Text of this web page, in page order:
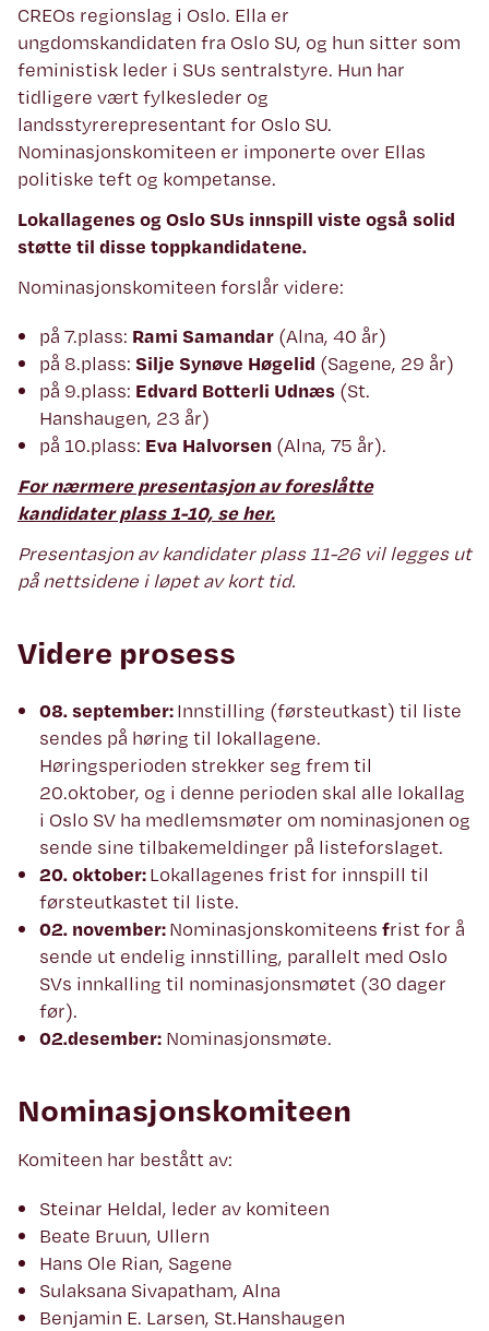
CREOs regionslag i Oslo. Ella er
ungdomskandidaten fra Oslo SU, og hun sitter som
feministisk leder i SUs sentralstyre. Hun har
tidligere vært fylkesleder og
landsstyrerepresentant for Oslo SU.
Nominasjonskomiteen er imponerte over Ellas
politiske teft og kompetanse.
Lokallagenes og Oslo SUs innspill viste også solid
støtte til disse toppkandidatene.
Nominasjonskomiteen forslår videre:
på 7.plass: Rami Samandar (Alna, 40 år)
på 8.plass: Silje Synøve Høgelid (Sagene, 29 år)
på 9.plass: Edvard Botterli Udnæs (St.
Hanshaugen, 23 år)
på 10.plass: Eva Halvorsen (Alna, 75 år).
For nærmere presentasjon av foreslåtte
kandidater plass 1-10, se her.
Presentasjon av kandidater plass 11-26 vil legges ut
på nettsidene i løpet av kort tid.
Videre prosess
08. september:Innstilling (førsteutkast) til liste
sendes på høring til lokallagene.
Høringsperioden strekker seg frem til
20.oktober, og i denne perioden skal alle lokallag
i Oslo SV ha medlemsmøter om nominasjonen og
sende sine tilbakemeldinger på listeforslaget.
20. oktober:Lokallagenes frist for innspill til
førsteutkastet til liste.
02. november:Nominasjonskomiteens frist for å
sende ut endelig innstilling, parallelt med Oslo
SVs innkalling til nominasjonsmøtet (30 dager
før).
02.desember: Nominasjonsmøte.
Nominasjonskomiteen
Komiteen har bestått av:
Steinar Heldal, leder av komiteen
Beate Bruun, Ullern
Hans Ole Rian, Sagene
Sulaksana Sivapatham, Alna
Benjamin E. Larsen, St.Hanshaugen